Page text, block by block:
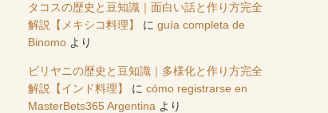
タコスの歴史と豆知識｜面白い話と作り方完全
解説【メキシコ料理】
に guía completa de
Binomo より
ビリヤニの歴史と豆知識｜多様化と作り方完全
解説【インド料理】
に cómo registrarse en
MasterBets365 Argentina より